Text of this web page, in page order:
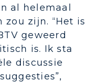
al helemaal
zijn. “Het is
geweerd
is. Ik sta
discussie